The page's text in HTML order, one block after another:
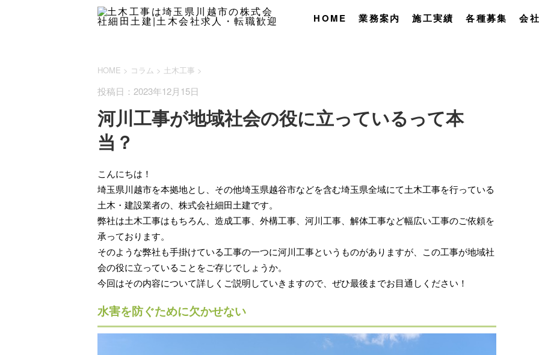
HOME 業務案内 施工実績 各種募集 会
HOME > コラム > 土木工事 >
投稿日：2023年12月15日
河川工事が地域社会の役に立っているって本
当？
こんにちは！
埼玉県川越市を本拠地とし、その他埼玉県越谷市などを含む埼玉県全域にて土木工事を行っている
土木・建設業者の、株式会社細田土建です。
弊社は土木工事はもちろん、造成工事、外構工事、河川工事、解体工事など幅広い工事のご依頼を
承っております。
そのような弊社も手掛けている工事の一つに河川工事というものがありますが、この工事が地域社
会の役に立っていることをご存じでしょうか。
今回はその内容について詳しくご説明していきますので、ぜひ最後までお目通しください！
水害を防ぐために欠かせない